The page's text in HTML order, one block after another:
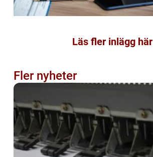
Läs fler inlägg här
Fler nyheter